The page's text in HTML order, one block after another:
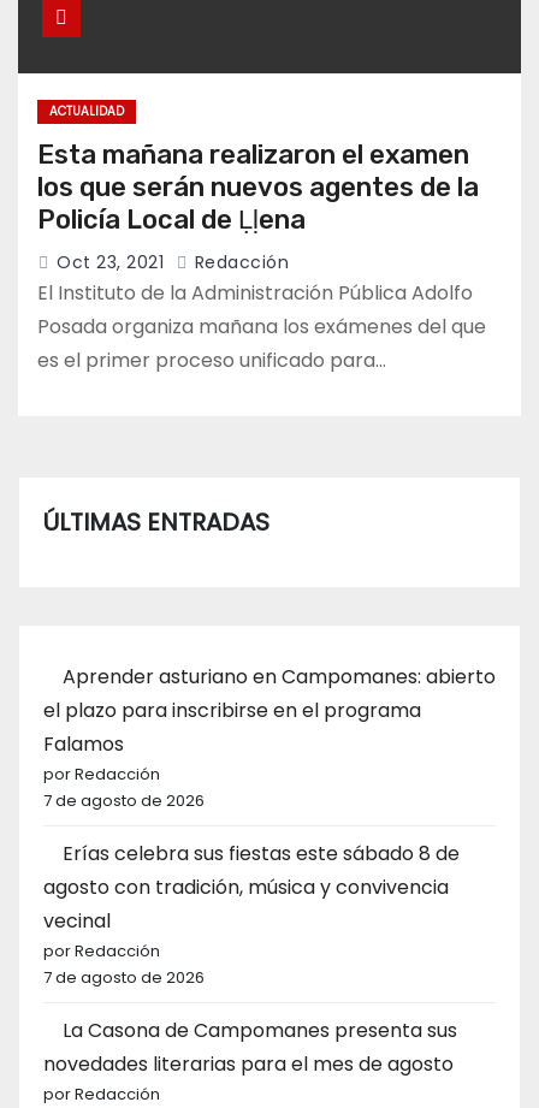
ACTUALIDAD
Esta mañana realizaron el examen
los que serán nuevos agentes de la
Policía Local de Ḷḷena
Oct 23, 2021 Redacción
El Instituto de la Administración Pública Adolfo
Posada organiza mañana los exámenes del que
es el primer proceso unificado para…
ÚLTIMAS ENTRADAS
Aprender asturiano en Campomanes: abierto
el plazo para inscribirse en el programa
Falamos
por Redacción
7 de agosto de 2026
Erías celebra sus fiestas este sábado 8 de
agosto con tradición, música y convivencia
vecinal
por Redacción
7 de agosto de 2026
La Casona de Campomanes presenta sus
novedades literarias para el mes de agosto
por Redacción